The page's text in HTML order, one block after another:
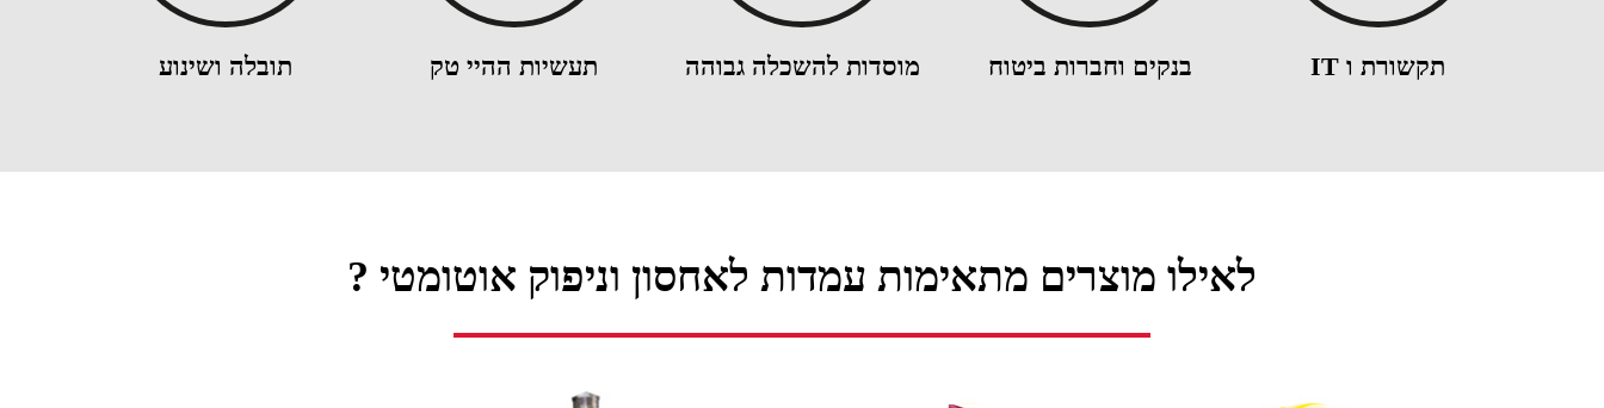
תקשורת ו IT בנקים וחברות ביטוח מוסדות להשכלה גבוהה תעשיות ההיי טק תובלה ושינוע
לאילו מוצרים מתאימות עמדות לאחסון וניפוק אוטומטי ?